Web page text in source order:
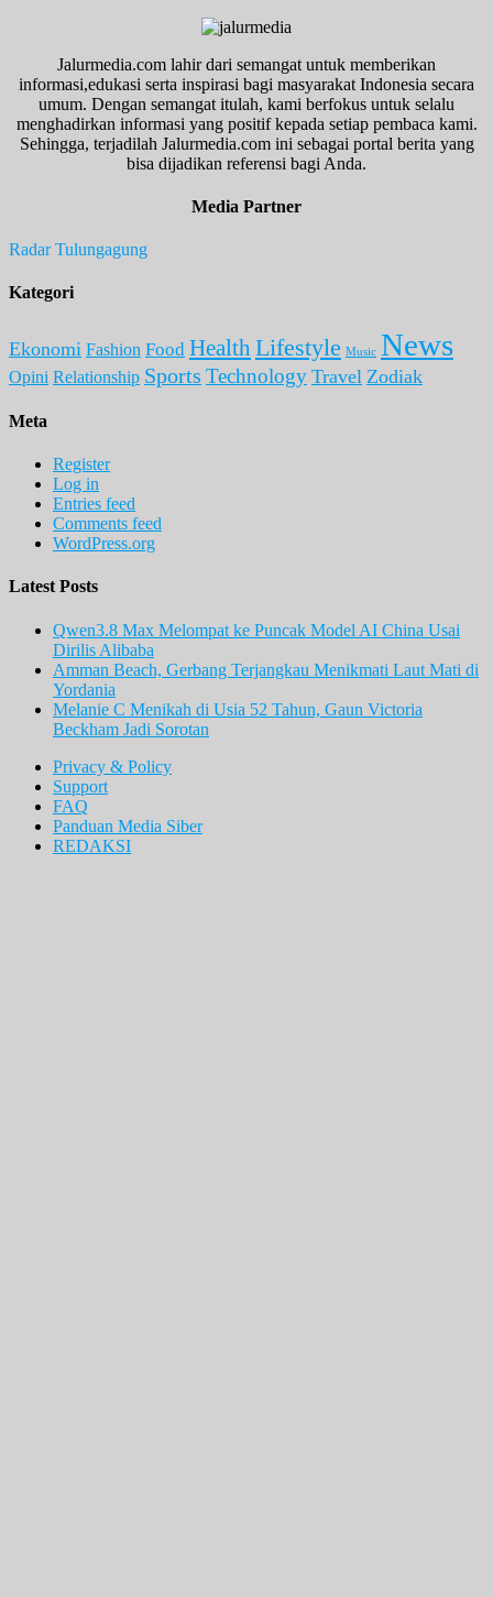
Jalurmedia.com lahir dari semangat untuk memberikan
informasi,edukasi serta inspirasi bagi masyarakat Indonesia secara
umum. Dengan semangat itulah, kami berfokus untuk selalu
menghadirkan informasi yang positif kepada setiap pembaca kami.
Sehingga, terjadilah Jalurmedia.com ini sebagai portal berita yang
bisa dijadikan referensi bagi Anda.
Media Partner
Radar Tulungagung
Kategori
Ekonomi Fashion Food Health Lifestyle Music News
Opini Relationship Sports Technology Travel Zodiak
Meta
Register
Log in
Entries feed
Comments feed
WordPress.org
Latest Posts
Qwen3.8 Max Melompat ke Puncak Model AI China Usai
Dirilis Alibaba
Amman Beach, Gerbang Terjangkau Menikmati Laut Mati di
Yordania
Melanie C Menikah di Usia 52 Tahun, Gaun Victoria
Beckham Jadi Sorotan
Privacy & Policy
Support
FAQ
Panduan Media Siber
REDAKSI